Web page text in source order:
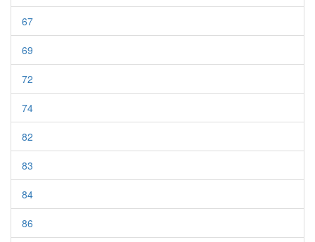
67
69
72
74
82
83
84
86